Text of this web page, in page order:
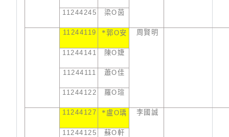
11244245 梁O 茵
11244119 *郭O安 周賢明
11244141 陳O婕
11244111 蕭O佳
11244122 羅O瑄
11244127 * 盧O瑀 李國誠
11244125 蘇O軒